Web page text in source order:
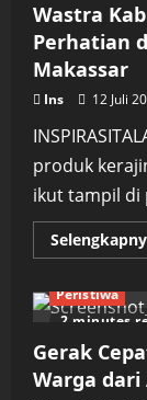
Wastra
Perhatian
Makassar
Ins 12 Juli
produk
ikut tampil di
2 minutes
Peristiwa
Gerak
Warga dari